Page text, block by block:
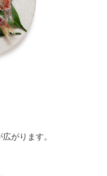
がります。